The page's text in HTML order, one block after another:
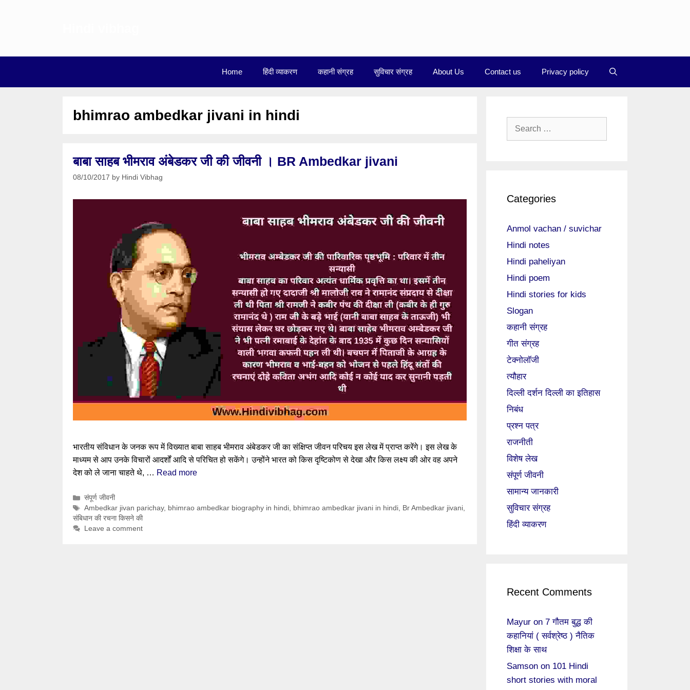
Home हिंदी व्याकरण कहानी संग्रह सुविचार संग्रह About Us Contact us Privacy policy
bhimrao ambedkar jivani in hindi
बाबा साहब भीमराव अंबेडकर जी की जीवनी । BR Ambedkar jivani
08/10/2017 by Hindi Vibhag
भारतीय संविधान के जनक रूप में विख्यात बाबा साहब भीमराव अंबेडकर जी का संक्षिप्त जीवन परिचय इस लेख में प्राप्त करेंगे। इस लेख के
माध्यम से आप उनके विचारों आदर्शों आदि से परिचित हो सकेंगे। उन्होंने भारत को किस दृष्टिकोण से देखा और किस लक्ष्य की ओर वह अपने
देश को ले जाना चाहते थे, … Read more
Categories
संपूर्ण जीवनी
Tags
Ambedkar jivan parichay, bhimrao ambedkar biography in hindi, bhimrao ambedkar jivani in hindi, Br Ambedkar jivani,
संबिधान की रचना किसने की
Leave a comment
Search
Categories
Anmol vachan / suvichar
Hindi notes
Hindi paheliyan
Hindi poem
Hindi stories for kids
Slogan
कहानी संग्रह
गीत संग्रह
टेक्नोलॉजी
त्यौहार
दिल्ली दर्शन दिल्ली का इतिहास
निबंध
प्रश्न पत्र
राजनीती
विशेष लेख
संपूर्ण जीवनी
सामान्य जानकारी
सुविचार संग्रह
हिंदी व्याकरण
Recent Comments
Mayur on 7 गौतम बुद्ध की
कहानियां ( सर्वश्रेष्ठ ) नैतिक
शिक्षा के साथ
Samson on 101 Hindi
short stories with moral